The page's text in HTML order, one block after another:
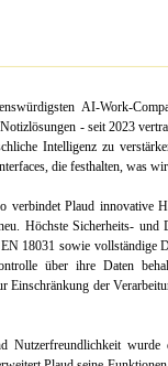
AI-Work-
- seit 2023
Intelligenz zu
die festhalten, was wir
verbindet Plaud innovative
Höchste Sicherheits-
18031 sowie vollständige
über ihre Daten
Einschränkung der
Nutzerfreundlichkeit